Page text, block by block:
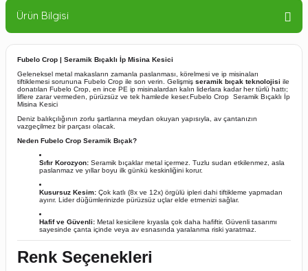
Ürün Bilgisi
Fubelo Crop | Seramik Bıçaklı İp Misina Kesici
Geleneksel metal makasların zamanla paslanması,
körelmesi ve ip misinaları
tiftiklemesi sorununa Fubelo Crop ile son verin.
Gelişmiş seramik bıçak teknolojisi ile
donatılan Fubelo Crop, en ince PE ip misinalardan kalın liderlara kadar her türlü hattı;
liflere zarar vermeden,
pürüzsüz ve tek hamlede keser.Fubelo Crop Seramik Bıçaklı İp
Misina Kesici
Deniz balıkçılığının zorlu şartlarına meydan okuyan yapısıyla,
av çantanızın
vazgeçilmez bir parçası olacak.
Neden Fubelo Crop Seramik Bıçak?
Sıfır Korozyon: Seramik bıçaklar metal içermez. Tuzlu sudan etkilenmez, asla
paslanmaz ve yıllar boyu ilk günkü keskinliğini korur.
Kusursuz Kesim: Çok katlı (8x ve 12x) örgülü ipleri dahi tiftikleme yapmadan
ayırır. Lider düğümlerinizde pürüzsüz uçlar elde etmenizi sağlar.
Hafif ve Güvenli: Metal kesicilere kıyasla çok daha hafiftir. Güvenli tasarımı
sayesinde çanta içinde veya av esnasında yaralanma riski yaratmaz.
Renk Seçenekleri